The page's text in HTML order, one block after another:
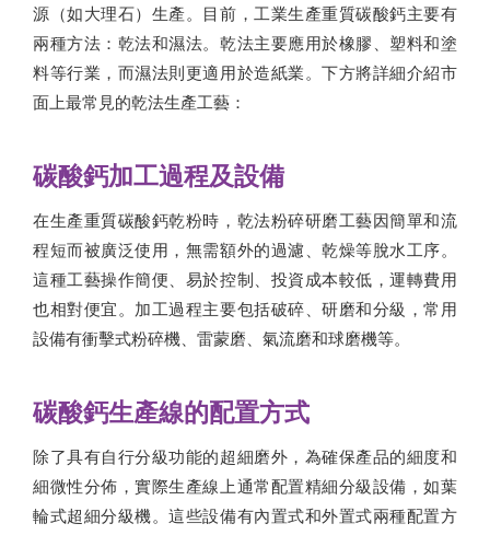
源（如大理石）生產。目前，工業生產重質碳酸鈣主要有
兩種方法：乾法和濕法。乾法主要應用於橡膠、塑料和塗
料等行業，而濕法則更適用於造紙業。下方將詳細介紹市
面上最常見的乾法生產工藝：
碳酸鈣加工過程及設備
在生產重質碳酸鈣乾粉時，乾法粉碎研磨工藝因簡單和流
程短而被廣泛使用，無需額外的過濾、乾燥等脫水工序。
這種工藝操作簡便、易於控制、投資成本較低，運轉費用
也相對便宜。加工過程主要包括破碎、研磨和分級，常用
設備有衝擊式粉碎機、雷蒙磨、氣流磨和球磨機等。
碳酸鈣生產線的配置方式
除了具有自行分級功能的超細磨外，為確保產品的細度和
細微性分佈，實際生產線上通常配置精細分級設備，如葉
輪式超細分級機。這些設備有內置式和外置式兩種配置方